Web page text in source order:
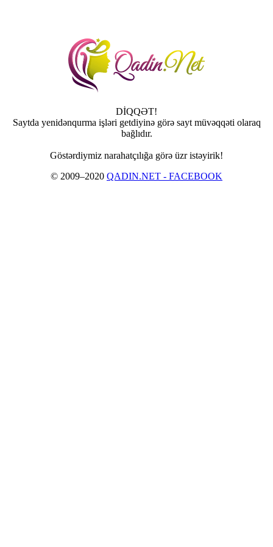
DİQQƏT!
Saytda yenidənqurma işləri getdiyinə görə sayt müvəqqəti olaraq
bağlıdır.
Göstərdiymiz narahatçılığa görə üzr istəyirik!
© 2009–2020 QADIN.NET - FACEBOOK